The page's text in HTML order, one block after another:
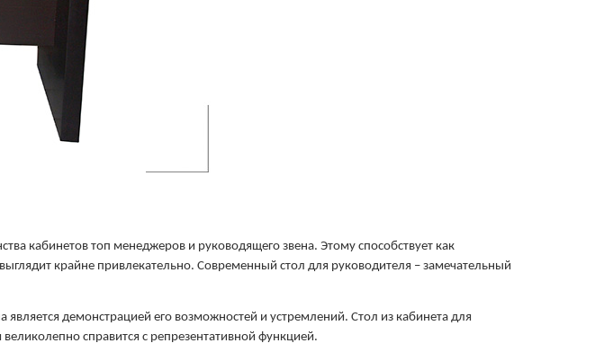
кабинетов топ менеджеров и руководящего звена. Этому способствует как
крайне привлекательно. Современный стол для руководителя – замечательный
демонстрацией его возможностей и устремлений. Стол из кабинета для
справится с репрезентативной функцией.